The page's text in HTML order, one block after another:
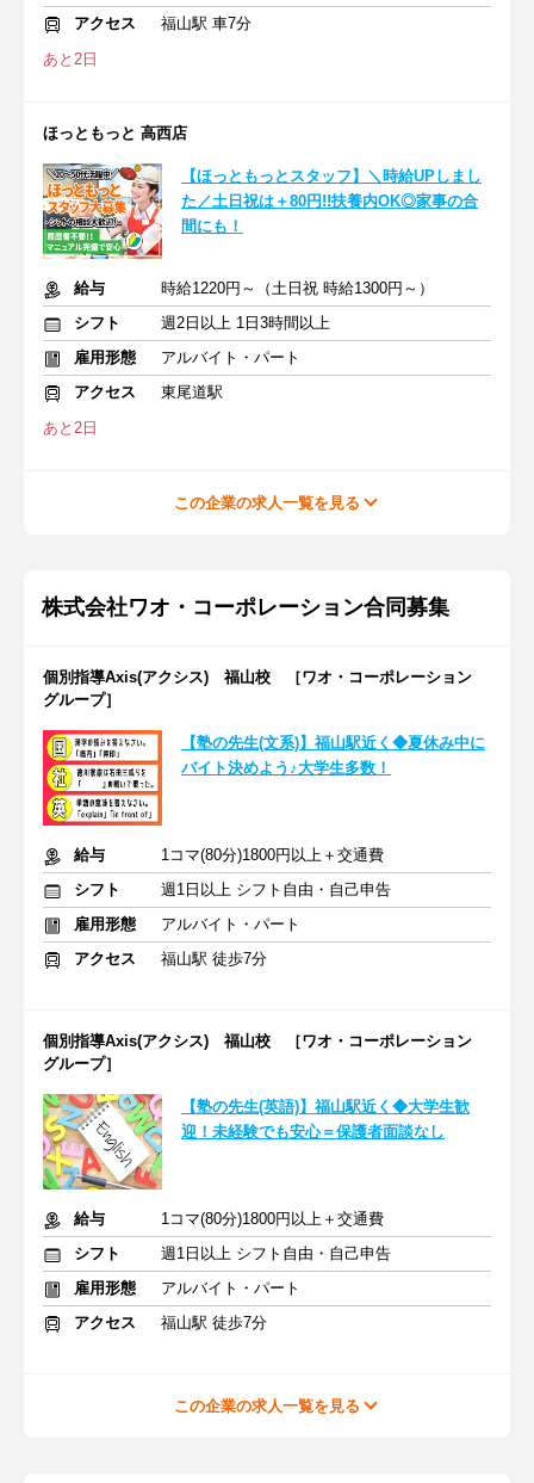
アクセス
福山駅 車7分
あと2日
ほっともっと 高西店
【ほっともっとスタッフ】＼時給UPしまし
た／土日祝は＋80円!!扶養内OK◎家事の合
間にも！
給与
時給1220円～（土日祝 時給1300円～）
シフト
週2日以上 1日3時間以上
雇用形態
アルバイト・パート
アクセス
東尾道駅
あと2日
この企業の求人一覧を見る
株式会社ワオ・コーポレーション合同募集
個別指導Axis(アクシス) 福山校 ［ワオ・コーポレーション
グループ］
【塾の先生(文系)】福山駅近く◆夏休み中に
バイト決めよう♪大学生多数！
給与
1コマ(80分)1800円以上＋交通費
シフト
週1日以上 シフト自由・自己申告
雇用形態
アルバイト・パート
アクセス
福山駅 徒歩7分
個別指導Axis(アクシス) 福山校 ［ワオ・コーポレーション
グループ］
【塾の先生(英語)】福山駅近く◆大学生歓
迎！未経験でも安心＝保護者面談なし
給与
1コマ(80分)1800円以上＋交通費
シフト
週1日以上 シフト自由・自己申告
雇用形態
アルバイト・パート
アクセス
福山駅 徒歩7分
この企業の求人一覧を見る